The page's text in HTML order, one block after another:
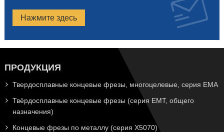
Нажмите здесь
ПРОДУКЦИЯ
Твердосплавные концевые фрезы, многоцелевые, серия EMA
Твёрдосплавные концевые фрезы (серия EMT, общего
назначения)
Концевые фрезы по металлу (серия X5070)